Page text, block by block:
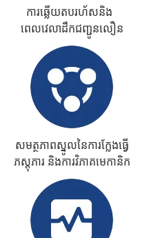
ការឆ្លើយតបរហ័សនិង
ពេលវេលាដឹកជញ្ជូនលឿន
សមត្ថភាពស្នូលនៃការក្លែងធ្វើ
ភស្តុភារ និងការវិភាគមេកានិក